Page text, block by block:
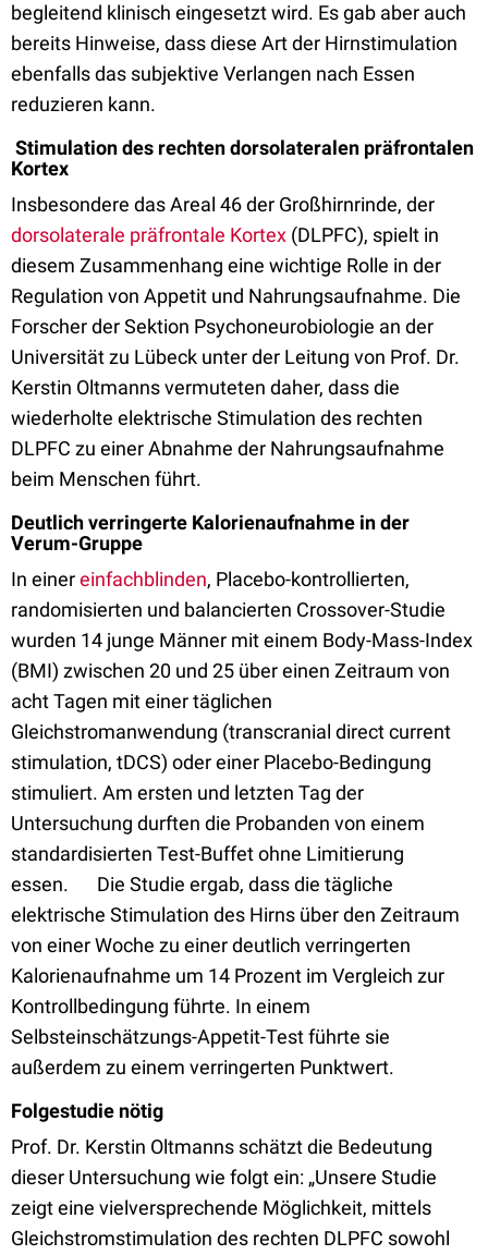
begleitend klinisch eingesetzt wird. Es gab aber auch
bereits Hinweise, dass diese Art der Hirnstimulation
ebenfalls das subjektive Verlangen nach Essen
reduzieren kann.
Stimulation des rechten dorsolateralen präfrontalen
Kortex
Insbesondere das Areal 46 der Großhirnrinde, der
dorsolaterale präfrontale Kortex (DLPFC), spielt in
diesem Zusammenhang eine wichtige Rolle in der
Regulation von Appetit und Nahrungsaufnahme. Die
Forscher der Sektion Psychoneurobiologie an der
Universität zu Lübeck unter der Leitung von Prof. Dr.
Kerstin Oltmanns vermuteten daher, dass die
wiederholte elektrische Stimulation des rechten
DLPFC zu einer Abnahme der Nahrungsaufnahme
beim Menschen führt.
Deutlich verringerte Kalorienaufnahme in der
Verum-Gruppe
In einereinfachblinden, Placebo-kontrollierten,
randomisierten und balancierten Crossover-Studie
wurden 14 junge Männer mit einem Body-Mass-Index
(BMI) zwischen 20 und 25 über einen Zeitraum von
acht Tagen mit einer täglichen
Gleichstromanwendung (transcranial direct current
stimulation, tDCS) oder einer Placebo-Bedingung
stimuliert. Am ersten und letzten Tag der
Untersuchung durften die Probanden von einem
standardisierten Test-Buffet ohne Limitierung
essen. Die Studie ergab, dass die tägliche
elektrische Stimulation des Hirns über den Zeitraum
von einer Woche zu einer deutlich verringerten
Kalorienaufnahme um 14 Prozent im Vergleich zur
Kontrollbedingung führte. In einem
Selbsteinschätzungs-Appetit-Test führte sie
außerdem zu einem verringerten Punktwert.
Folgestudie nötig
Prof. Dr. Kerstin Oltmanns schätzt die Bedeutung
dieser Untersuchung wie folgt ein: „Unsere Studie
zeigt eine vielversprechende Möglichkeit, mittels
Gleichstromstimulation des rechten DLPFC sowohl